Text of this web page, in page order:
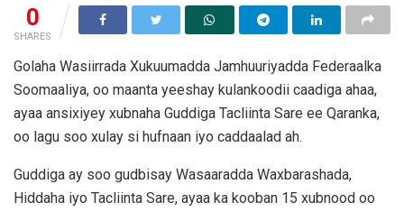
0
SHARES
Golaha Wasiirrada Xukuumadda Jamhuuriyadda Federaalka
Soomaaliya, oo maanta yeeshay kulankoodii caadiga ahaa,
ayaa ansixiyey xubnaha Guddiga Tacliinta Sare ee Qaranka,
oo lagu soo xulay si hufnaan iyo caddaalad ah.
Guddiga ay soo gudbisay Wasaaradda Waxbarashada,
Hiddaha iyo Tacliinta Sare, ayaa ka kooban 15 xubnood oo